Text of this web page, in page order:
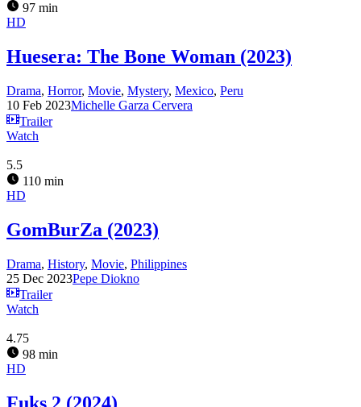
97 min
HD
Huesera: The Bone Woman (2023)
Drama, Horror, Movie, Mystery, Mexico, Peru
10 Feb 2023Michelle Garza Cervera
Trailer
Watch
5.5
110 min
HD
GomBurZa (2023)
Drama, History, Movie, Philippines
25 Dec 2023Pepe Diokno
Trailer
Watch
4.75
98 min
HD
Fuks 2 (2024)